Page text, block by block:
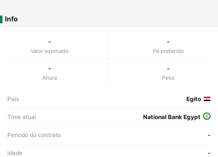
Info
-
Valor estimado
-
Pé preferido
-
Altura
-
Peso
País Egito
Time atual National Bank Egypt
Período do contrato -
Idade -